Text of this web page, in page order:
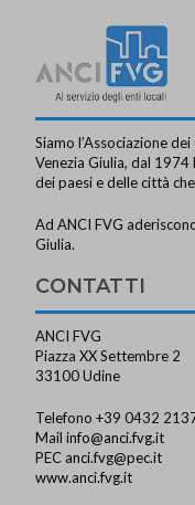
Siamo l’Associazione
Venezia Giulia, dal
dei paesi e delle città
Ad ANCI FVG
Giulia.
CONTATTI
ANCI FVG
Piazza XX Settembre 2
33100 Udine
Telefono +39 0432
Mailinfo@anci.fvg.it
PEC anci.fvg@pec.it
www.anci.fvg.it